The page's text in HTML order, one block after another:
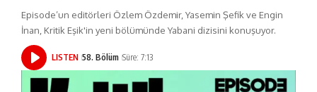
Episode’un editörleri Özlem Özdemir, Yasemin Şefik ve Engin
İnan, Kritik Eşik'in yeni bölümünde Yabani dizisini konuşuyor.
LISTEN 58. Bölüm Süre: 7:13